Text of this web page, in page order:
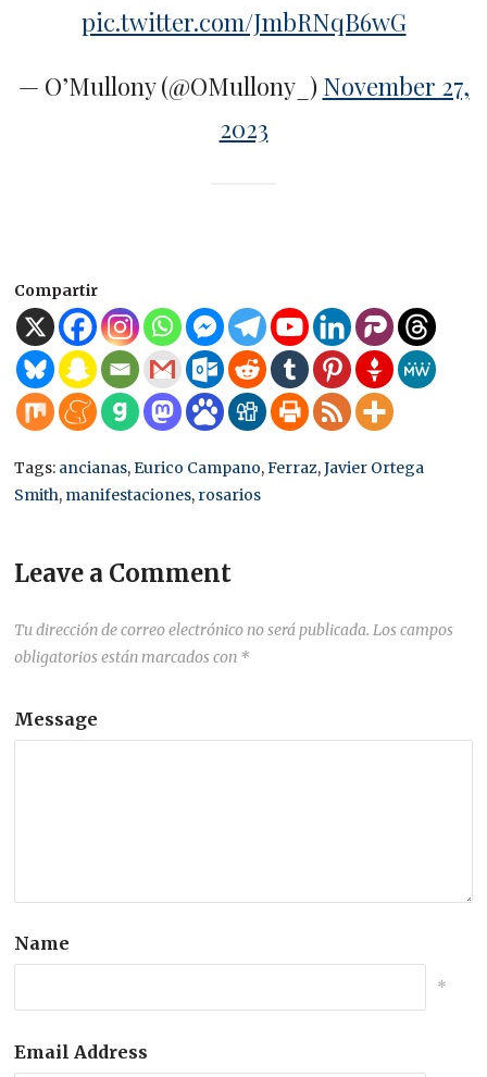
pic.twitter.com/JmbRNqB6wG
— O’Mullony (@OMullony_) November 27,
2023
Compartir
Tags: ancianas,Eurico Campano,Ferraz,Javier Ortega
Smith, manifestaciones, rosarios
Leave a Comment
Tu dirección de correo electrónico no será publicada. Los campos
obligatorios están marcados con *
Message
Name
*
Email Address